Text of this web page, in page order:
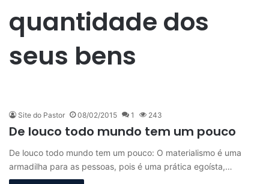
quantidade dos
seus bens
Site do Pastor 08/02/2015 1 243
De louco todo mundo tem um pouco
De louco todo mundo tem um pouco: O materialismo é uma
armadilha para as pessoas, pois é uma prática egoísta,…